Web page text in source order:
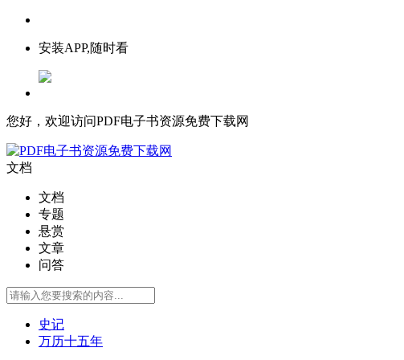
安装APP,随时看
您好，欢迎访问PDF电子书资源免费下载网
文档
文档
专题
悬赏
文章
问答
史记
万历十五年